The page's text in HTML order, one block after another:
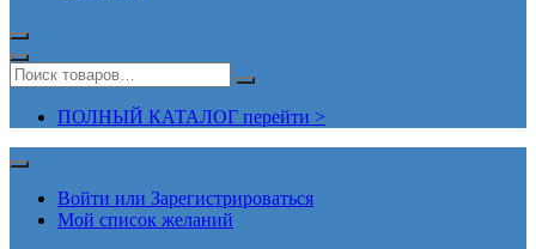
ПОЛНЫЙ КАТАЛОГ перейти >
Войти или Зарегистрироваться
Мой список желаний